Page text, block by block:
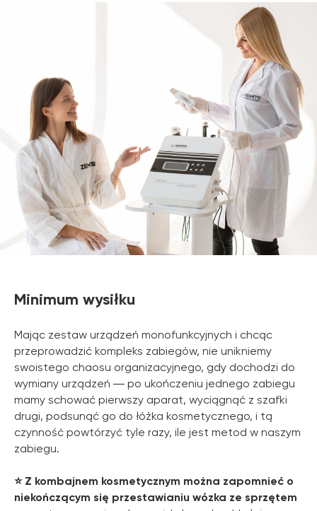
Minimum wysiłku
Mając zestaw urządzeń monofunkcyjnych i chcąc
przeprowadzić kompleks zabiegów, nie unikniemy
swoistego chaosu organizacyjnego, gdy dochodzi do
wymiany urządzeń ― po ukończeniu jednego zabiegu
mamy schować pierwszy aparat, wyciągnąć z szafki
drugi, podsunąć go do łóżka kosmetycznego, i tą
czynność powtórzyć tyle razy, ile jest metod w naszym
zabiegu.
⭐️ Z kombajnem kosmetycznym można zapomnieć o
niekończącym się przestawianiu wózka ze sprzętem